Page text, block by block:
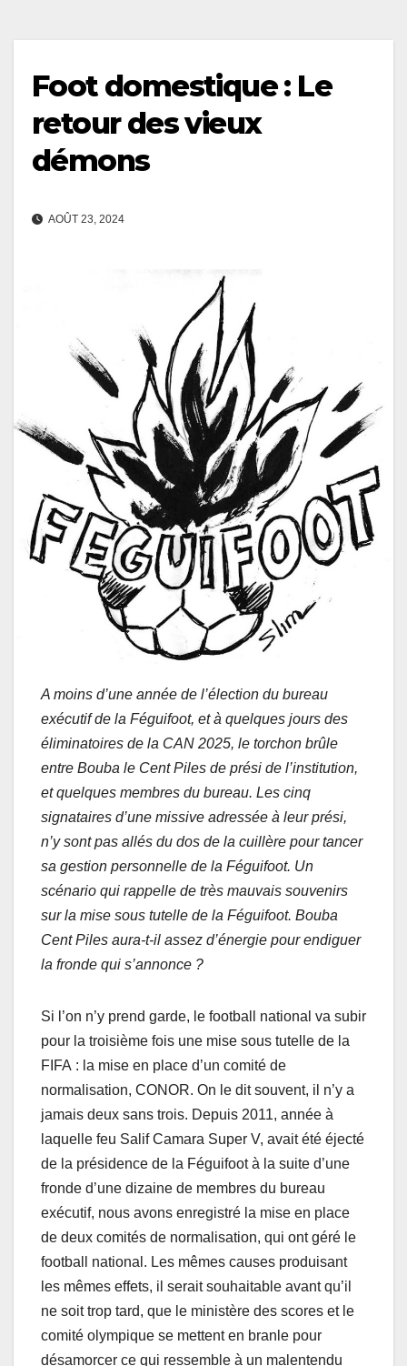
Foot domestique : Le
retour des vieux
démons
AOÛT 23, 2024
A moins d’une année de l’élection du bureau
exécutif de la Féguifoot, et à quelques jours des
éliminatoires de la CAN 2025, le torchon brûle
entre Bouba le Cent Piles de prési de l’institution,
et quelques membres du bureau. Les cinq
signataires d’une missive adressée à leur prési,
n’y sont pas allés du dos de la cuillère pour tancer
sa gestion personnelle de la Féguifoot. Un
scénario qui rappelle de très mauvais souvenirs
sur la mise sous tutelle de la Féguifoot. Bouba
Cent Piles aura-t-il assez d’énergie pour endiguer
la fronde qui s’annonce ?
Si l’on n’y prend garde, le football national va subir
pour la troisième fois une mise sous tutelle de la
FIFA : la mise en place d’un comité de
normalisation, CONOR. On le dit souvent, il n’y a
jamais deux sans trois. Depuis 2011, année à
laquelle feu Salif Camara Super V, avait été éjecté
de la présidence de la Féguifoot à la suite d’une
fronde d’une dizaine de membres du bureau
exécutif, nous avons enregistré la mise en place
de deux comités de normalisation, qui ont géré le
football national. Les mêmes causes produisant
les mêmes effets, il serait souhaitable avant qu’il
ne soit trop tard, que le ministère des scores et le
comité olympique se mettent en branle pour
désamorcer ce qui ressemble à un malentendu